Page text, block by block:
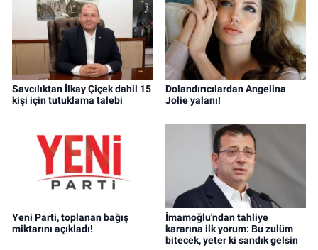
Savcılıktan İlkay Çiçek dahil 15
kişi için tutuklama talebi
Dolandırıcılardan Angelina
Jolie yalanı!
Yeni Parti, toplanan bağış
miktarını açıkladı!
İmamoğlu'ndan tahliye
kararına ilk yorum: Bu zulüm
bitecek, yeter ki sandık gelsin